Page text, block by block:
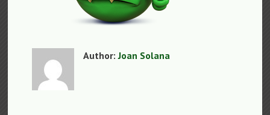
Author:Joan Solana